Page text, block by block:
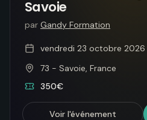
Savoie
par Gandy Formation
vendredi 23 octobre 2026
73 - Savoie, France
350€
Voir l'événement